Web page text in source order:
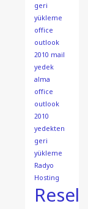
geri
yükleme
office
outlook
2010 mail
yedek
alma
office
outlook
2010
yedekten
geri
yükleme
Radyo
Hosting